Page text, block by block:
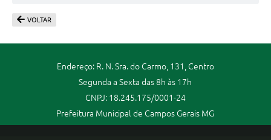
VOLTAR
Endereço: R. N. Sra. do Carmo, 131, Centro
Segunda a Sexta das 8h às 17h
CNPJ: 18.245.175/0001-24
Prefeitura Municipal de Campos Gerais MG